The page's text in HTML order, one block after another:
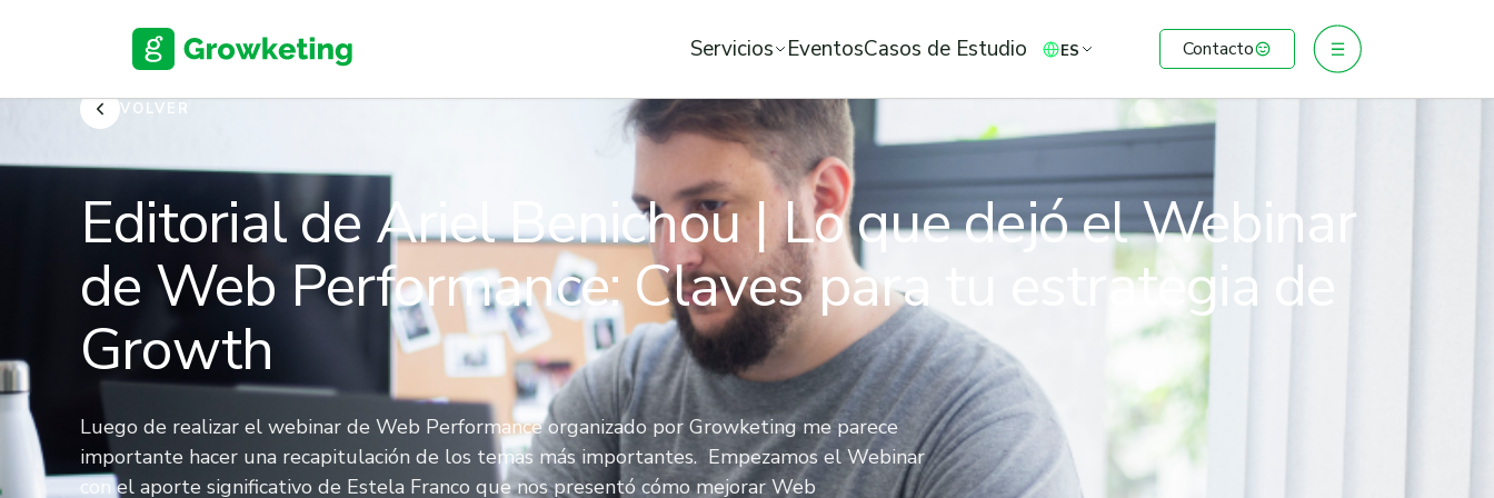
Servicios EventosCasos de Estudio ES Contacto
VOLVER
Editorial de Ariel Benichou | Lo que dejó el Webinar
de Web Performance: Claves para tu estrategia de
Growth
Luego de realizar el webinar de Web Performance organizado por Growketing me parece
importante hacer una recapitulación de los temas más importantes. Empezamos el Webinar
con el aporte significativo de Estela Franco que nos presentó cómo mejorar Web